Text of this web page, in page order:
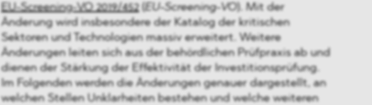
EU-Screening-VO 2019/452( EU-Screening-VO). Mit der
Änderung wird insbesondere der Katalog der kritischen
Sektoren und Technologien massiv erweitert. Weitere
Änderungen leiten sich aus der behördlichen Prüfpraxis ab und
dienen der Stärkung der Effektivität der Investitionsprüfung.
Im Folgenden werden die Änderungen genauer dargestellt, an
welchen Stellen Unklarheiten bestehen und welche weiteren